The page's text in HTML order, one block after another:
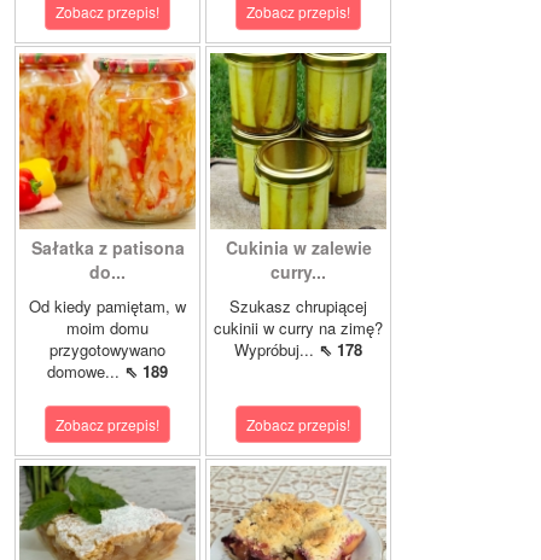
Zobacz przepis! Zobacz przepis!
Sałatka z patisona
do...
Od kiedy pamiętam, w
moim domu
przygotowywano
domowe... ⇖ 189
Zobacz przepis!
Cukinia w zalewie
curry...
Szukasz chrupiącej
cukinii w curry na zimę?
Wypróbuj... ⇖ 178
Zobacz przepis!